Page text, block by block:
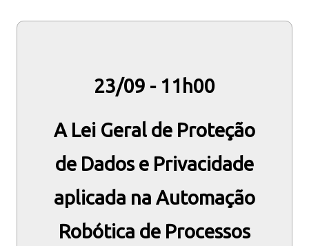
23/09 - 11h00
A Lei Geral de Proteção
de Dados e Privacidade
aplicada na Automação
Robótica de Processos